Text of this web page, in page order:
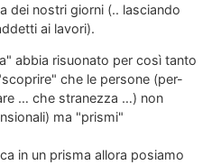
dei nostri giorni (.. lasciando
ai lavori).
abbia risuonato per così tanto
che le persone (per-
… che stranezza …) non
ma "prismi"
in un prisma allora posiamo